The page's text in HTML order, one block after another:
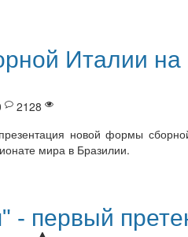
Италии на
2128
новой формы
мира в Бразилии.
- первый